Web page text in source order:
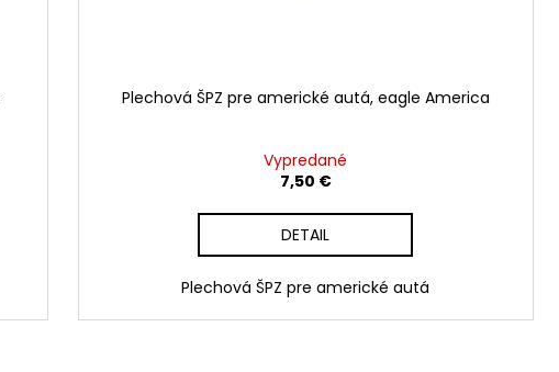
Plechová ŠPZ pre americké autá, eagle America
Vypredané
7,50 €
DETAIL
Plechová ŠPZ pre americké autá